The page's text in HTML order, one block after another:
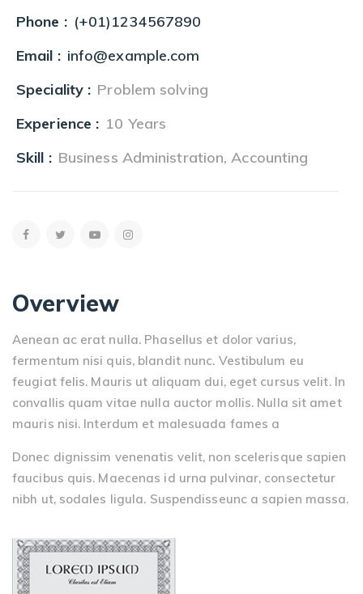
Phone : (+01)1234567890
Email : info@example.com
Speciality : Problem solving
Experience : 10 Years
Skill : Business Administration, Accounting
Overview
Aenean ac erat nulla. Phasellus et dolor varius,
fermentum nisi quis, blandit nunc. Vestibulum eu
feugiat felis. Mauris ut aliquam dui, eget cursus velit. In
convallis quam vitae nulla auctor mollis. Nulla sit amet
mauris nisi. Interdum et malesuada fames a
Donec dignissim venenatis velit, non scelerisque sapien
faucibus quis. Maecenas id urna pulvinar, consectetur
nibh ut, sodales ligula. Suspendisseunc a sapien massa.